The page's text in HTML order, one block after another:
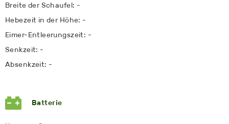
Breite der Schaufel: -
Hebezeit in der Höhe: -
Eimer-Entleerungszeit: -
Senkzeit: -
Absenkzeit: -
Batterie